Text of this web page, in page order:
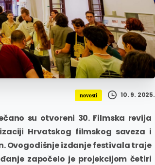
novosti 10. 9. 2025.
su otvoreni 30. Filmska revija
Hrvatskog filmskog saveza i
Ovogodišnje izdanje festivala traje
započelo je projekcijom četiri